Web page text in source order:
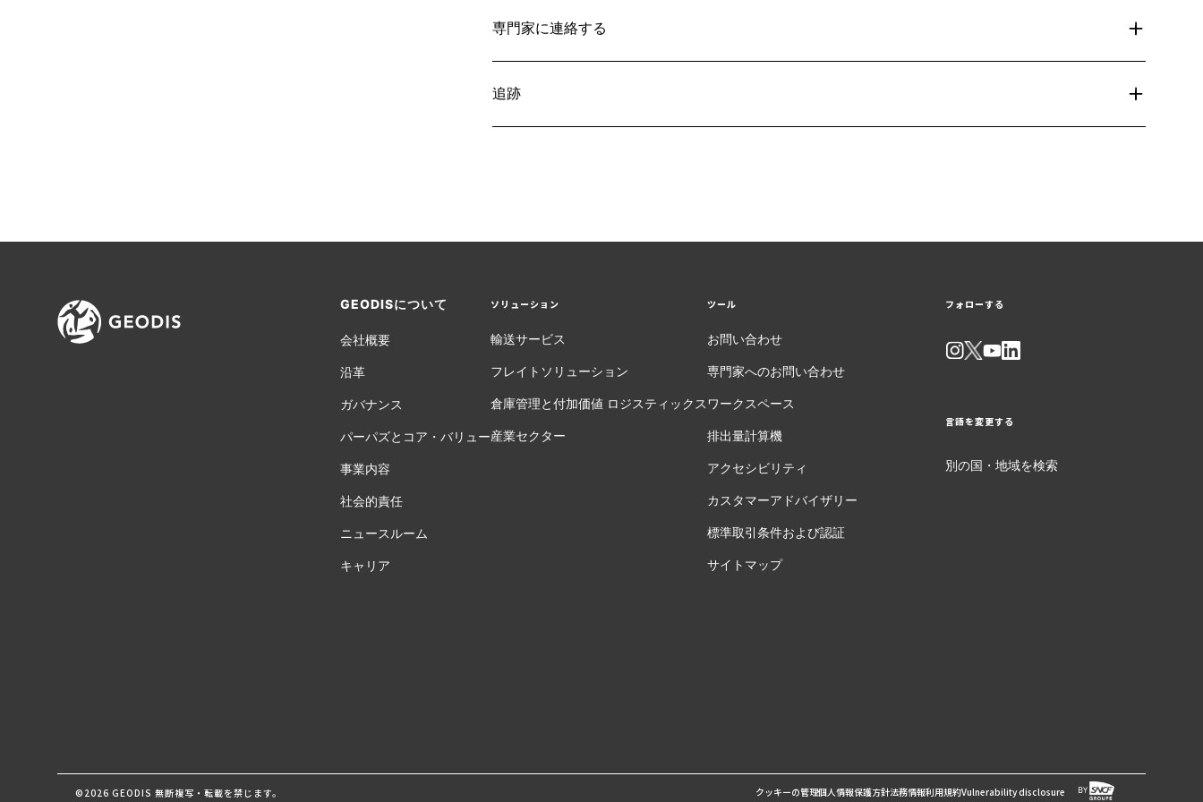
専門家に連絡する
追跡
GEODISについて
会社概要
沿革
ガバナンス
パーパズとコア・バリュー
事業内容
社会的責任
ニュースルーム
キャリア
ソリューション
輸送サービス
フレイトソリューション
倉庫管理と付加価値 ロジスティックス
産業セクター
ツール
お問い合わせ
専門家へのお問い合わせ
ワークスペース
排出量計算機
アクセシビリティ
カスタマーアドバイザリー
標準取引条件および認証
サイトマップ
フォローする
言語を変更する
別の国・地域を検索
©2026 GEODIS 無断複写・転載を禁じます。 クッキーの管理個人情報保護方針法務情報利用規約Vulnerability disclosure